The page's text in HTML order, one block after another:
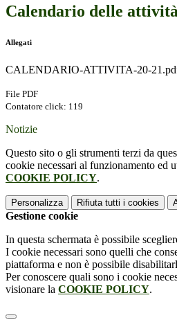
Calendario delle attività
Allegati
CALENDARIO-ATTIVITA-20-
File PDF
Contatore click: 119
Notizie
Questo sito o gli strumenti terzi da
cookie necessari al funzionamento ed
COOKIE POLICY.
Personalizza Rifiuta tutti i cookies
Gestione cookie
In questa schermata è possibile
I cookie necessari sono quelli che
piattaforma e non è possibile
Per conoscere quali sono i cookie
visionare la COOKIE POLICY.